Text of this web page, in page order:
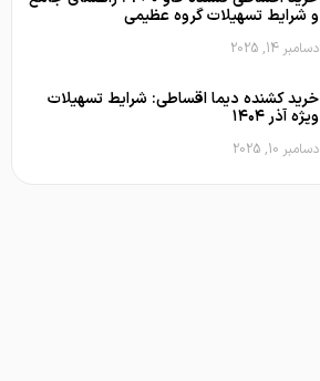
و شرایط تسهیلات گروه عظیمی
دسامبر 14, 2025
خرید کشنده دیما اقساطی: شرایط تسهیلات
ویژه آذر ۱۴۰۴
دسامبر 10, 2025